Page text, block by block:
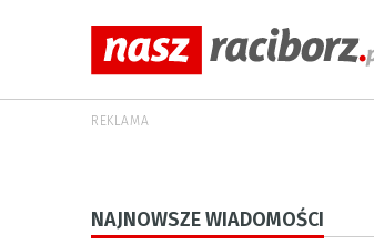
REKLAMA
NAJNOWSZE WIADOMOŚCI